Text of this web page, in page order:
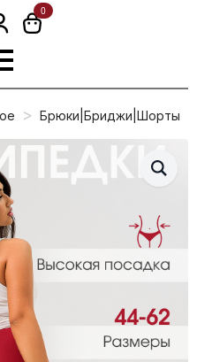
0
Брюки|Бриджи|Шорты